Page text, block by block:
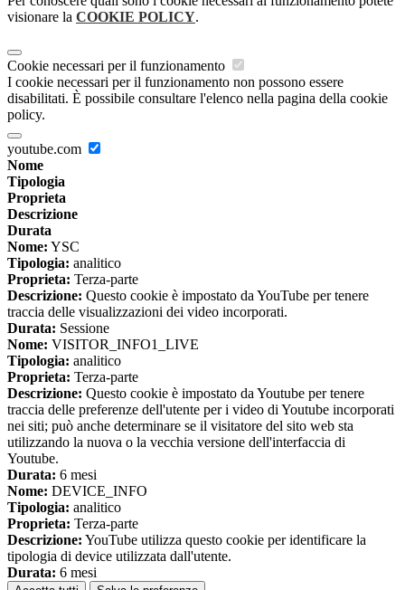
visionare la COOKIE POLICY.
Cookie necessari per il funzionamento
I cookie necessari per il funzionamento non possono essere
disabilitati. È possibile consultare l'elenco nella pagina della cookie
policy.
youtube.com
Nome
Tipologia
Proprieta
Descrizione
Durata
Nome: YSC
Tipologia: analitico
Proprieta: Terza-parte
Descrizione: Questo cookie è impostato da YouTube per tenere
traccia delle visualizzazioni dei video incorporati.
Durata: Sessione
Nome: VISITOR_INFO1_LIVE
Tipologia: analitico
Proprieta: Terza-parte
Descrizione: Questo cookie è impostato da Youtube per tenere
traccia delle preferenze dell'utente per i video di Youtube incorporati
nei siti; può anche determinare se il visitatore del sito web sta
utilizzando la nuova o la vecchia versione dell'interfaccia di
Youtube.
Durata: 6 mesi
Nome: DEVICE_INFO
Tipologia: analitico
Proprieta: Terza-parte
Descrizione: YouTube utilizza questo cookie per identificare la
tipologia di device utilizzata dall'utente.
Durata: 6 mesi